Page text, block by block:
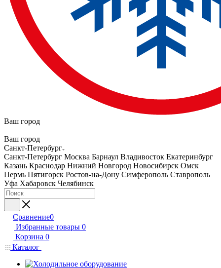
Ваш город
Ваш город
Санкт-Петербург
Санкт-Петербург Москва Барнаул Владивосток Екатеринбург
Казань Краснодар Нижний Новгород Новосибирск Омск
Пермь Пятигорск Ростов-на-Дону Симферополь Ставрополь
Уфа Хабаровск Челябинск
Сравнение0
Избранные товары 0
Корзина 0
Каталог